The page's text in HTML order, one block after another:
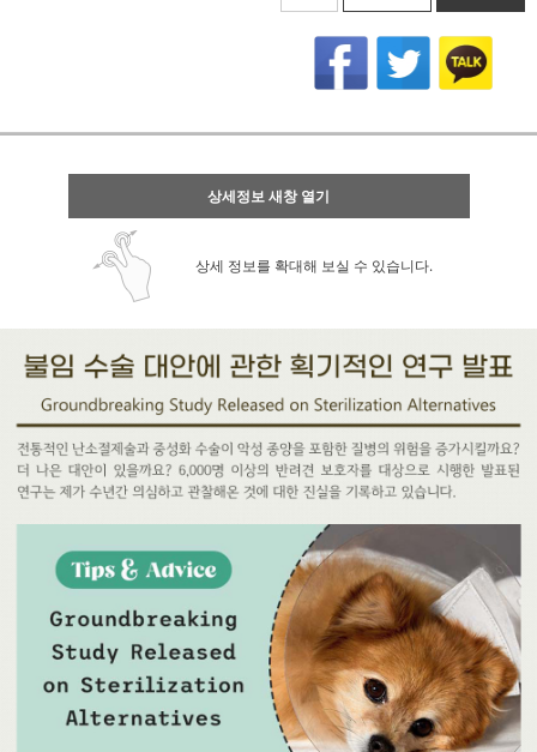
상세정보 새창 열기
상세 정보를 확대해 보실 수 있습니다.